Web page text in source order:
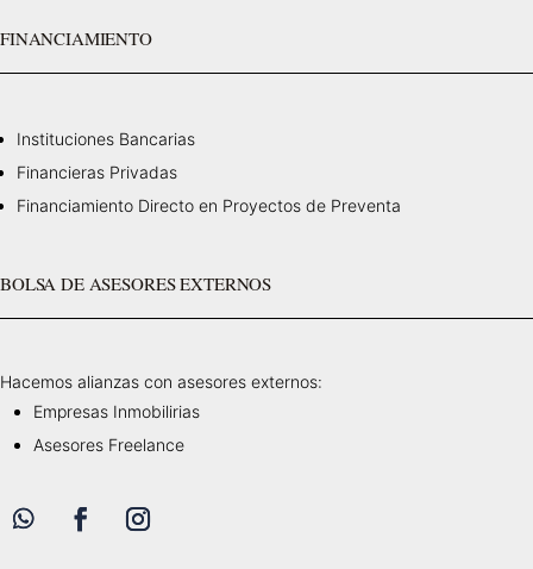
FINANCIAMIENTO
Instituciones Bancarias
Financieras Privadas
Financiamiento Directo en Proyectos de Preventa
BOLSA DE ASESORES EXTERNOS
Hacemos alianzas con asesores externos:
Empresas Inmobilirias
Asesores Freelance